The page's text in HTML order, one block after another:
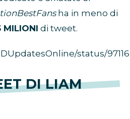
ha in meno di
MILIONI di tweet.
status/
DI LIAM